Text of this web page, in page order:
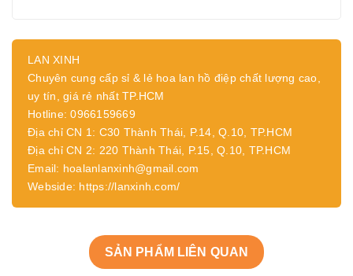
LAN XINH
Chuyên cung cấp sỉ & lẻ hoa lan hồ điệp chất lượng cao,
uy tín, giá rẻ nhất TP.HCM
Hotline: 0966159669
Địa chỉ CN 1: C30 Thành Thái, P.14, Q.10, TP.HCM
Địa chỉ CN 2: 220 Thành Thái, P.15, Q.10, TP.HCM
Email: hoalanlanxinh@gmail.com
Webside: https://lanxinh.com/
SẢN PHẨM LIÊN QUAN